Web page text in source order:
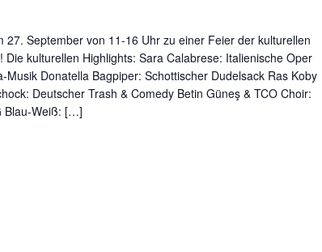
27. September von 11-16 Uhr zu einer Feier der kulturellen
kulturellen Highlights: Sara Calabrese: Italienische Oper
Donatella Bagpiper: Schottischer Dudelsack Ras Koby
Deutscher Trash & Comedy Betin Güneş & TCO Choir:
Blau-Weiß: […]